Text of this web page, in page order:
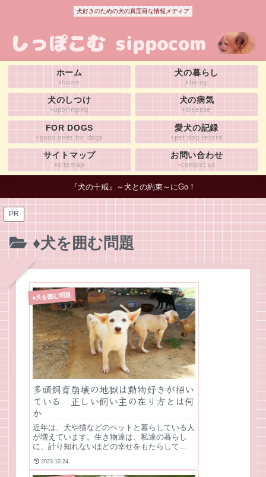
犬好きのための犬の真面目な情報メディア
ホーム
home
犬の暮らし
living
犬のしつけ
upbringing
犬の病気
disease
FOR DOGS
good ones for dogs
愛犬の記録
pet dog record
サイトマップ
sitemap
お問い合わせ
contact us
『犬の十戒』～犬との約束～にGo！
PR
♦犬を囲む問題
♦犬を囲む問題
多頭飼育崩壊の地獄は動物好きが招い
ている 正しい飼い主の在り方とは何
か
近年は、犬や猫などのペットと暮らしている人
が増えています。生き物達は、私達の暮らし
に、計り知れないほどの幸せをもたらして...
2023.10.24